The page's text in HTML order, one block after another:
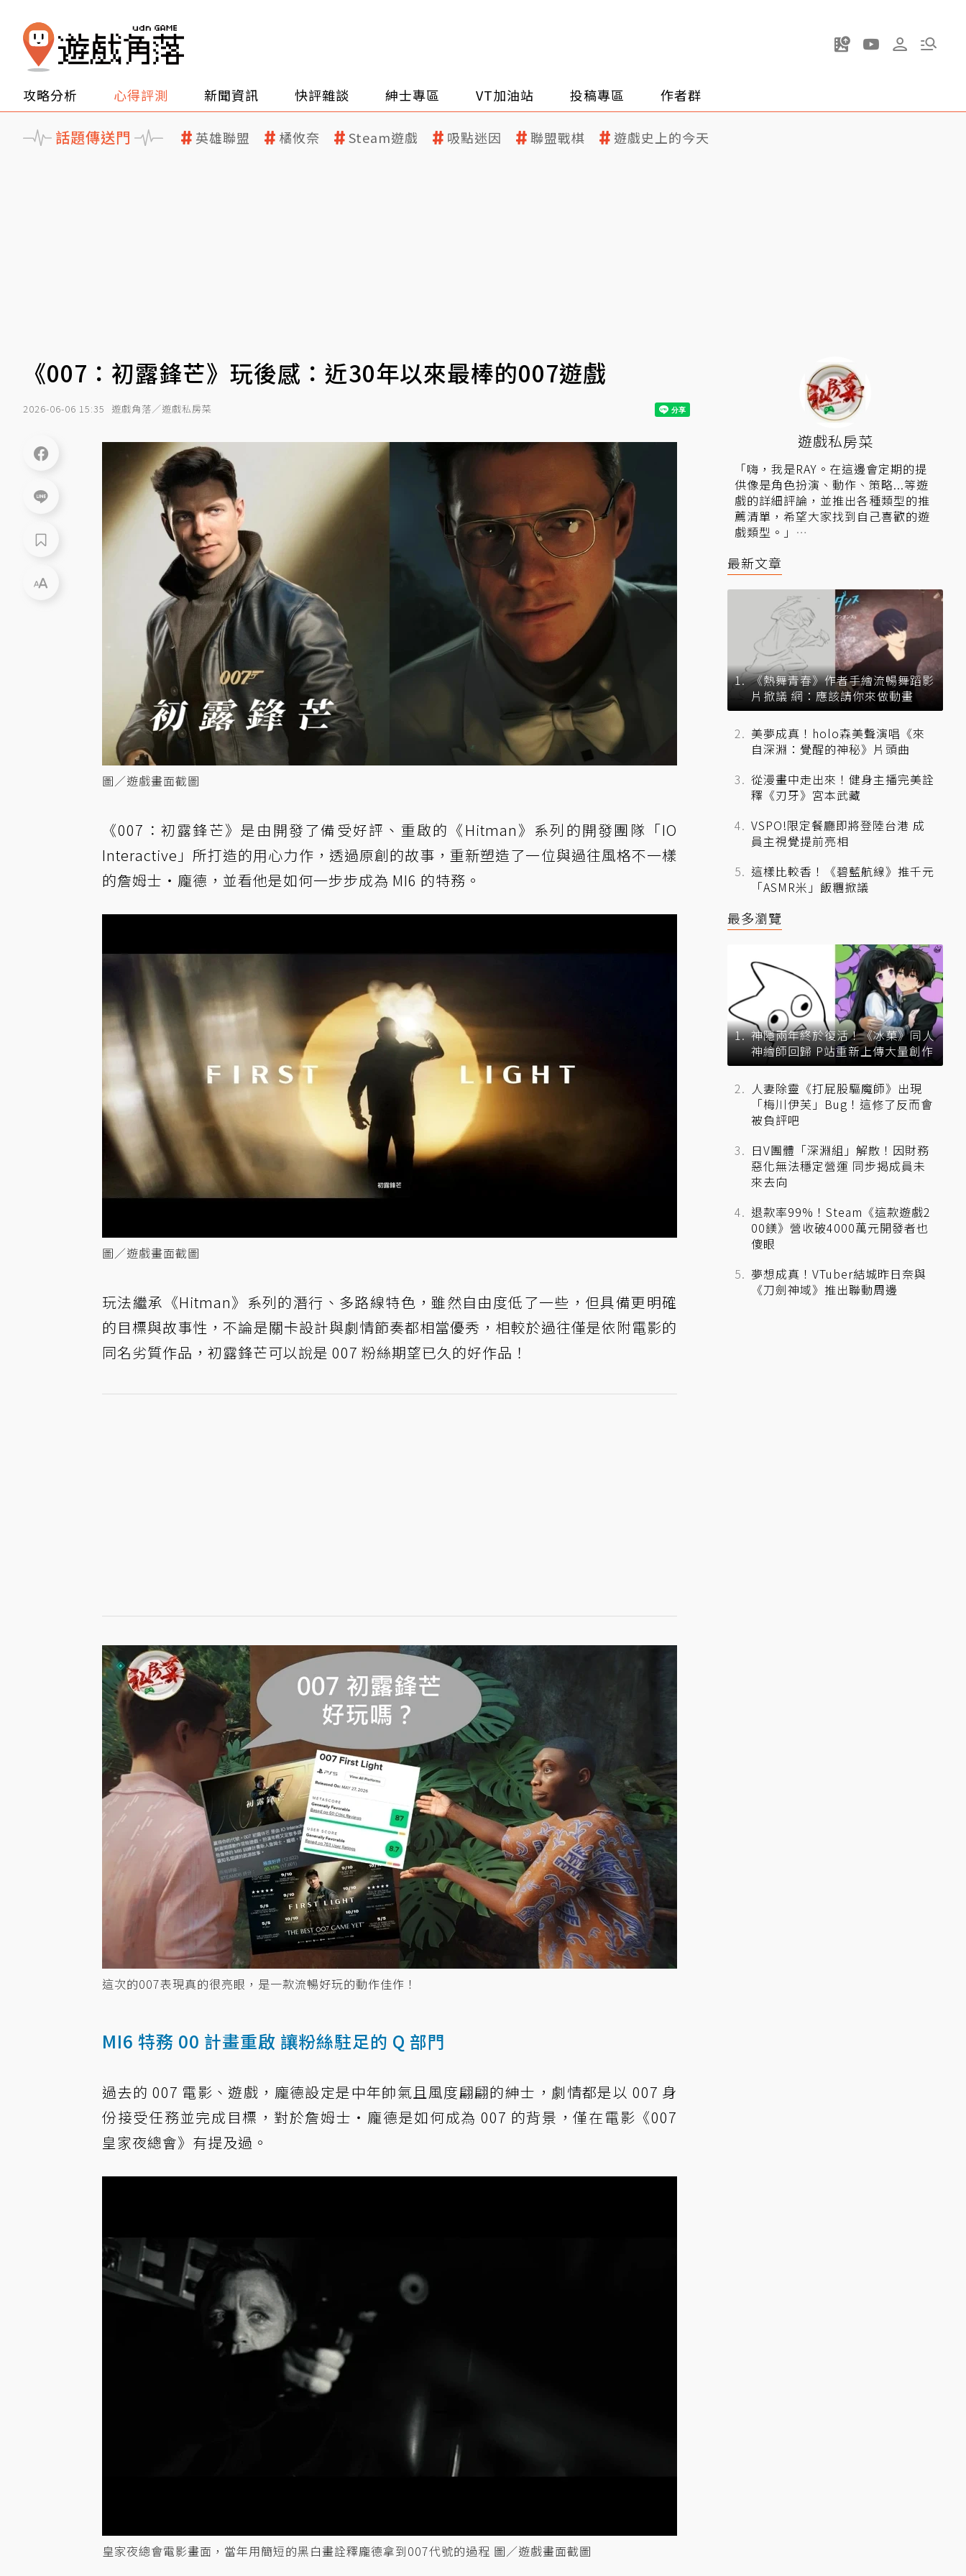
攻略分析 心得評測 新聞資訊 快評雜談 紳士專區 VT加油站 投稿專區 作者群
話題傳送門 英雄聯盟 橘攸奈 Steam遊戲 吸點迷因 聯盟戰棋 遊戲史上的今天
《007：初露鋒芒》玩後感：近30年以來最棒的007遊戲
2026-06-06 15:35 遊戲角落／遊戲私房菜
圖／遊戲畫面截圖
《007：初露鋒芒》是由開發了備受好評、重啟的《Hitman》系列的開發團隊「IO
Interactive」所打造的用心力作，透過原創的故事，重新塑造了一位與過往風格不一樣
的詹姆士・龐德，並看他是如何一步步成為 MI6 的特務。
圖／遊戲畫面截圖
玩法繼承《Hitman》系列的潛行、多路線特色，雖然自由度低了一些，但具備更明確
的目標與故事性，不論是關卡設計與劇情節奏都相當優秀，相較於過往僅是依附電影的
同名劣質作品，初露鋒芒可以說是 007 粉絲期望已久的好作品！
這次的007表現真的很亮眼，是一款流暢好玩的動作佳作！
MI6 特務 00 計畫重啟 讓粉絲駐足的 Q 部門
過去的 007 電影、遊戲，龐德設定是中年帥氣且風度翩翩的紳士，劇情都是以 007 身
份接受任務並完成目標，對於詹姆士・龐德是如何成為 007 的背景，僅在電影《007
皇家夜總會》有提及過。
皇家夜總會電影畫面，當年用簡短的黑白畫詮釋龐德拿到007代號的過程 圖／遊戲畫面截圖
遊戲私房菜
「嗨，我是RAY。在這邊會定期的提
供像是角色扮演、動作、策略...等遊
戲的詳細評論，並推出各種類型的推
薦清單，希望大家找到自己喜歡的遊
戲類型。」
房菜」
最新文章
《熱舞青春》作者手繪流暢舞蹈影
片掀議 網：應該請你來做動畫
美夢成真！holo森美聲演唱《來
自深淵：覺醒的神秘》片頭曲
從漫畫中走出來！健身主播完美詮
釋《刃牙》宮本武藏
VSPO!限定餐廳即將登陸台港 成
員主視覺提前亮相
這樣比較香！《碧藍航線》推千元
「ASMR米」飯糰掀議
最多瀏覽
神隱兩年終於復活！《冰菓》同人
神繪師回歸 P站重新上傳大量創作
人妻除靈《打屁股驅魔師》出現
「梅川伊芙」Bug！這修了反而會
被負評吧
日V團體「深淵組」解散！因財務
惡化無法穩定營運 同步揭成員未
來去向
退款率99%！Steam《這款遊戲2
00鎂》營收破4000萬元開發者也
傻眼
夢想成真！VTuber結城昨日奈與
《刀劍神域》推出聯動周邊